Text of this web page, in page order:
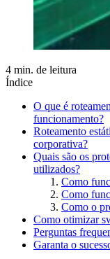
4 min. de leitura
Índice
O que é
funcionamento?
Roteamento
corporativa?
Quais são os
utilizados?
Como
Como
Como o
Como otimizar
Perguntas
Garanta o